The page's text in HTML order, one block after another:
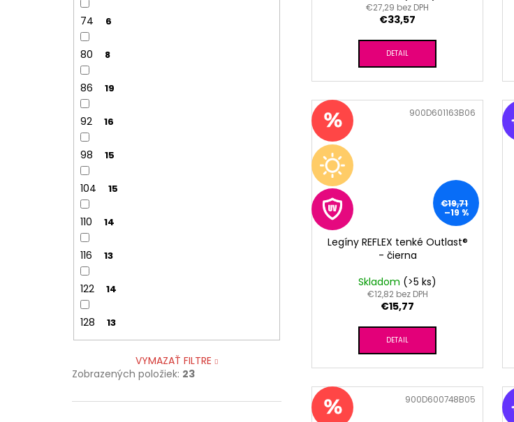
74 6
80 8
86 19
92 16
98 15
104 15
110 14
116 13
122 14
128 13
VYMAZAŤ FILTRE
Zobrazených položiek: 23
€27,29 bez DPH
€33,57
DETAIL
€19,71
–19 %
Legíny REFLEX tenké Outlast®
- čierna
Skladom (>5 ks)
€12,82 bez DPH
€15,77
DETAIL
900D601163B06
900D600748B05